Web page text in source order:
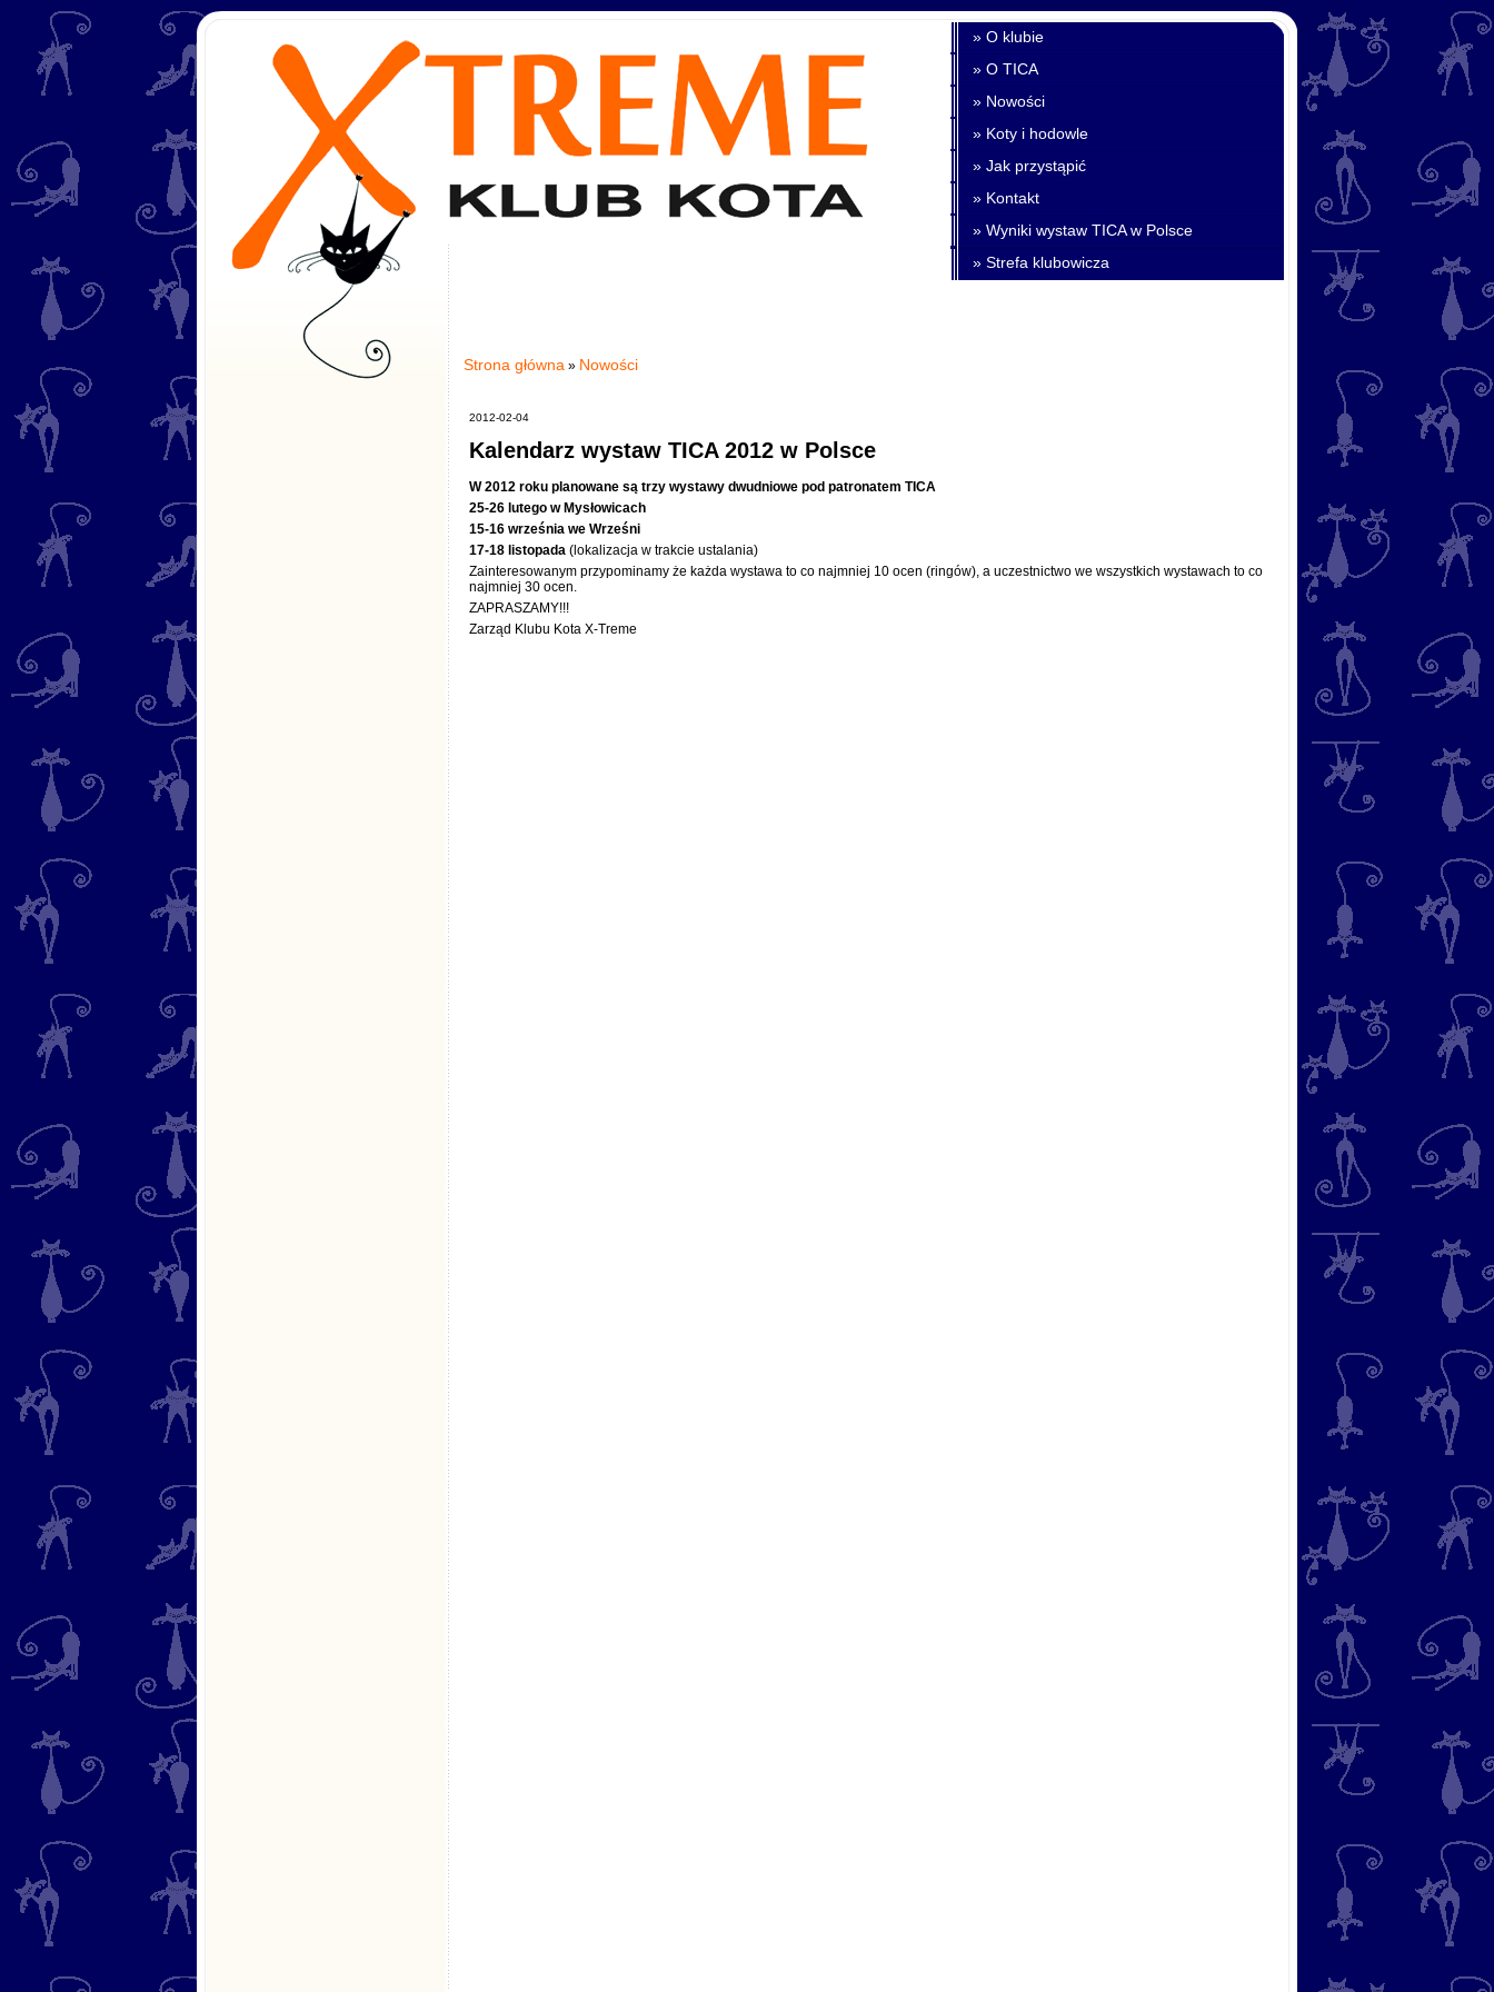
» O klubie
» O TICA
» Nowości
» Koty i hodowle
» Jak przystąpić
» Kontakt
» Wyniki wystaw TICA w Polsce
» Strefa klubowicza
Strona główna » Nowości
2012-02-04
Kalendarz wystaw TICA 2012 w Polsce
W 2012 roku planowane są trzy wystawy dwudniowe pod patronatem TICA
25-26 lutego w Mysłowicach
15-16 września we Wrześni
17-18 listopada (lokalizacja w trakcie ustalania)
Zainteresowanym przypominamy że każda wystawa to co najmniej 10 ocen (ringów), a uczestnictwo we wszystkich wystawach to co
najmniej 30 ocen.
ZAPRASZAMY!!!
Zarząd Klubu Kota X-Treme